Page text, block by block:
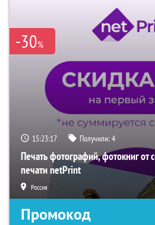
-30%
15:23:16 Получили:4
Печать фотографий, фотокниг от
печати netPrint
Россия
Промокод